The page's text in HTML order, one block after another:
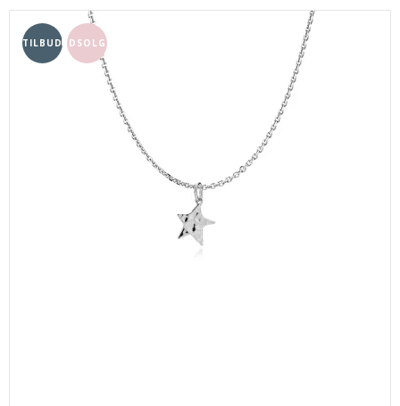
TILBUDUDSOLGT